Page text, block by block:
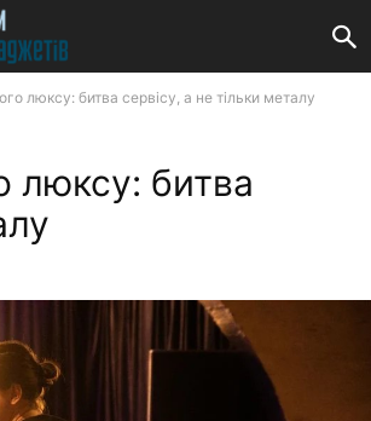
люксу: битва сервісу, а не тільки металу
люксу: битва